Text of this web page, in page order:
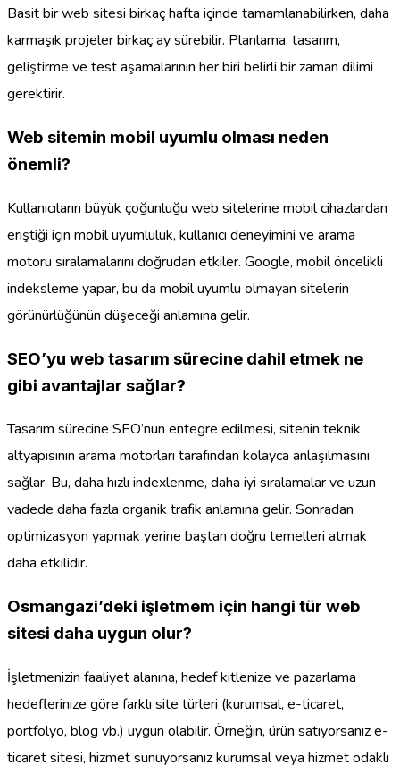
Basit bir web sitesi birkaç hafta içinde tamamlanabilirken, daha
karmaşık projeler birkaç ay sürebilir. Planlama, tasarım,
geliştirme ve test aşamalarının her biri belirli bir zaman dilimi
gerektirir.
Web sitemin mobil uyumlu olması neden
önemli?
Kullanıcıların büyük çoğunluğu web sitelerine mobil cihazlardan
eriştiği için mobil uyumluluk, kullanıcı deneyimini ve arama
motoru sıralamalarını doğrudan etkiler. Google, mobil öncelikli
indeksleme yapar, bu da mobil uyumlu olmayan sitelerin
görünürlüğünün düşeceği anlamına gelir.
SEO’yu web tasarım sürecine dahil etmek ne
gibi avantajlar sağlar?
Tasarım sürecine SEO’nun entegre edilmesi, sitenin teknik
altyapısının arama motorları tarafından kolayca anlaşılmasını
sağlar. Bu, daha hızlı indexlenme, daha iyi sıralamalar ve uzun
vadede daha fazla organik trafik anlamına gelir. Sonradan
optimizasyon yapmak yerine baştan doğru temelleri atmak
daha etkilidir.
Osmangazi’deki işletmem için hangi tür web
sitesi daha uygun olur?
İşletmenizin faaliyet alanına, hedef kitlenize ve pazarlama
hedeflerinize göre farklı site türleri (kurumsal, e-ticaret,
portfolyo, blog vb.) uygun olabilir. Örneğin, ürün satıyorsanız e-
ticaret sitesi, hizmet sunuyorsanız kurumsal veya hizmet odaklı